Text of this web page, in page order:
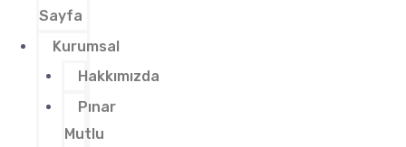
Sayfa
Kurumsal
Hakkımızda
Pınar
Mutlu